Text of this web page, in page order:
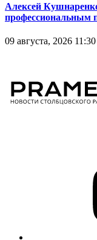
Алексей
профессиональным
09 августа, 2026 11:30